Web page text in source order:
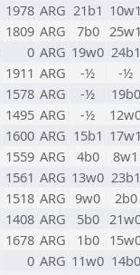
1978 ARG 21b1
1809 ARG 7b0
0 ARG 19w0 24b1
1911 ARG -½
-½
1578 ARG -½
19b0
1495 ARG -½
1600 ARG 15b1
1559 ARG 4b0
8w1
1561 ARG 13w0 23b1
1518 ARG 9w0
2b0
1408 ARG 5b0
1678 ARG 1b0
0 ARG 11w0 14b0